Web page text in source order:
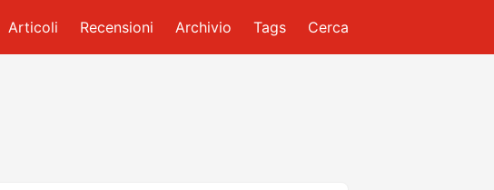
Articoli Recensioni Archivio Tags Cerca